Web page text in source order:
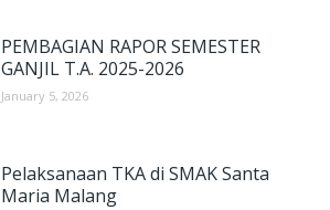
PEMBAGIAN RAPOR SEMESTER
GANJIL T.A. 2025-2026
January 5, 2026
Pelaksanaan TKA di SMAK Santa
Maria Malang